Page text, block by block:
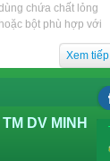
chứa chất lỏng
hoặc bột phù hợp với
nhiều ngành như hóa
chất, nông dược, thuốc
y
DV MINH